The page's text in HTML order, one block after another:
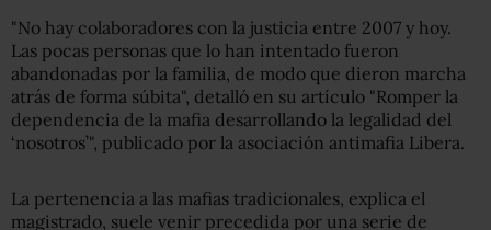
"No hay colaboradores con la justicia entre 2007 y hoy.
Las pocas personas que lo han intentado fueron
abandonadas por la familia, de modo que dieron marcha
atrás de forma súbita", detalló en su artículo "Romper la
dependencia de la mafia desarrollando la legalidad del
‘nosotros’", publicado por la asociación antimafia Libera.
La pertenencia a las mafias tradicionales, explica el
magistrado, suele venir precedida por una serie de